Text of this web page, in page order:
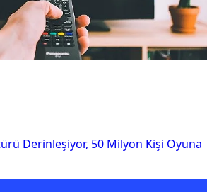
Derinleşiyor, 50 Milyon Kişi Oyuna